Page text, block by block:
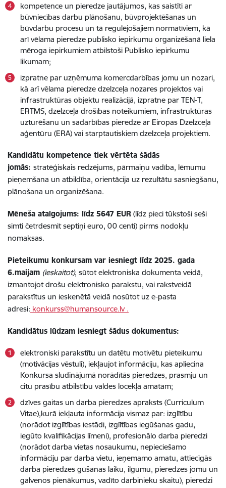
kompetence un pieredze jautājumos, kas saistīti ar
būvniecības darbu plānošanu, būvprojektēšanas un
būvdarbu procesu un tā regulējošajiem normatīviem, kā
arī vēlama pieredze publisko iepirkumu organizēšanā liela
mēroga iepirkumiem atbilstoši Publisko iepirkumu
likumam;
izpratne par uzņēmuma komercdarbības jomu un nozari,
kā arī vēlama pieredze dzelzceļa nozares projektos vai
infrastruktūras objektu realizācijā, izpratne par TEN-T,
ERTMS, dzelzceļa drošības noteikumiem, infrastruktūras
uzturēšanu un sadarbības pieredze ar Eiropas Dzelzceļa
aģentūru (ERA) vai starptautiskiem dzelzceļa projektiem.
Kandidātu kompetence tiek vērtēta šādās
jomās: stratēģiskais redzējums, pārmaiņu vadība, lēmumu
pieņemšana un atbildība, orientācija uz rezultātu sasniegšanu,
plānošana un organizēšana.
Mēneša atalgojums: līdz 5647 EUR (līdz pieci tūkstoši seši
simti četrdesmit septiņi euro, 00 centi) pirms nodokļu
nomaksas.
Pieteikumu konkursam var iesniegt līdz 2025. gada
6.maijam (ieskaitot), sūtot elektroniska dokumenta veidā,
izmantojot drošu elektronisko parakstu, vai rakstveidā
parakstītus un ieskenētā veidā nosūtot uz e-pasta
adresi: konkurss@humansource.lv .
Kandidātus lūdzam iesniegt šādus dokumentus:
elektroniski parakstītu un datētu motivētu pieteikumu
(motivācijas vēstuli), iekļaujot informāciju, kas apliecina
Konkursa sludinājumā norādītās pieredzes, prasmju un
citu prasību atbilstību valdes locekļa amatam;
dzīves gaitas un darba pieredzes apraksts (Curriculum
Vitae),kurā iekļauta informācija vismaz par: izglītību
(norādot izglītības iestādi, izglītības iegūšanas gadu,
iegūto kvalifikācijas līmeni), profesionālo darba pieredzi
(norādot darba vietas nosaukumu, nepieciešamo
informāciju par darba vietu, ieņemamo amatu, attiecīgās
darba pieredzes gūšanas laiku, ilgumu, pieredzes jomu un
galvenos pienākumus, vadīto darbinieku skaitu), pieredzi